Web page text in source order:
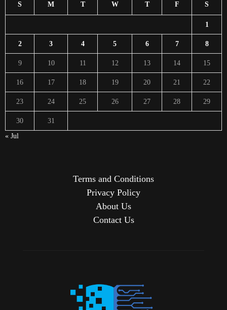
S M T W T F S
1
2 3 4 5 6 7 8
9 10 11 12 13 14 15
16 17 18 19 20 21 22
23 24 25 26 27 28 29
30
31
« Jul
Terms and Conditions
Privacy Policy
About Us
Contact Us